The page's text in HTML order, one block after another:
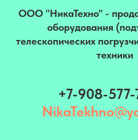
ООО "НикаТехно" -
оборудования
телескопических
техники
+7-908-